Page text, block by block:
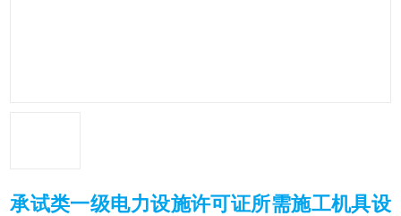
承试类一级电力设施许可证所需施工机具设